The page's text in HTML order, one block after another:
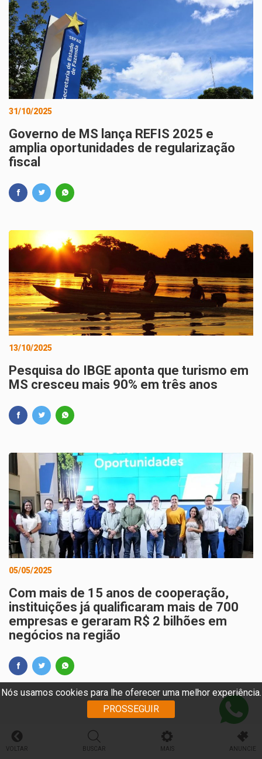
Nós usamos cookies para lhe oferecer uma melhor experiência.
PROSSEGUIR
31/10/2025
Governo de MS lança REFIS 2025 e
amplia oportunidades de regularização
fiscal
13/10/2025
Pesquisa do IBGE aponta que turismo em
MS cresceu mais 90% em três anos
05/05/2025
Com mais de 15 anos de cooperação,
instituições já qualificaram mais de 700
empresas e geraram R$ 2 bilhões em
negócios na região
VOLTAR BUSCAR MAIS ANUNCIE